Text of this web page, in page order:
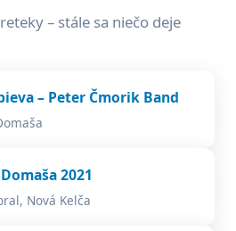
– stále sa niečo deje
– Peter Čmorik Band
2021
Nová Kelča